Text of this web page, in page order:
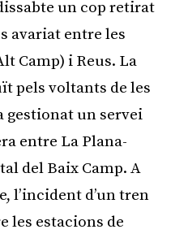
un cop retirat
avariat entre les
Camp) i Reus. La
pels voltants de les
gestionat un servei
entre La Plana-
del Baix Camp. A
l’incident d’un tren
les estacions de